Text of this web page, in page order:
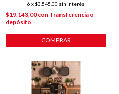
6 x $3.545,00 sin interés
$19.143,00con Transferencia o
depósito
COMPRAR